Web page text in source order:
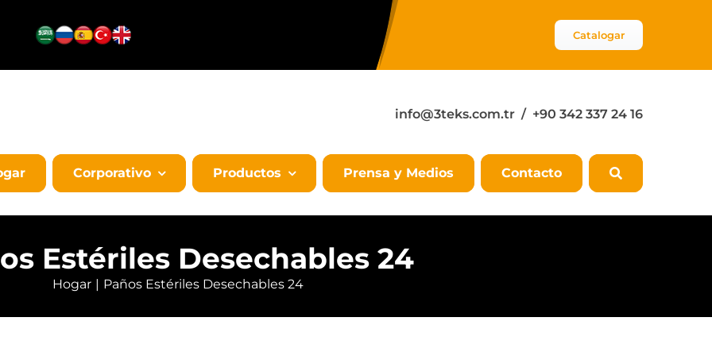
Catalogar
info@3teks.com.tr / +90 342 337 24 16
Corporativo Productos Prensa y Medios Contacto
Estériles Desechables 24
Hogar Paños Estériles Desechables 24